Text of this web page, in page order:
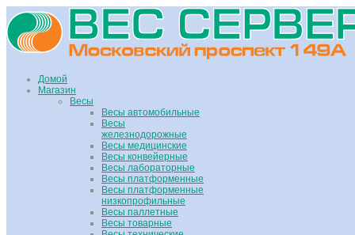
Домой
Магазин
Весы
Весы автомобильные
Весы
железнодорожные
Весы медицинские
Весы конвейерные
Весы лабораторные
Весы платформенные
Весы платформенные
низкопрофильные
Весы паллетные
Весы товарные